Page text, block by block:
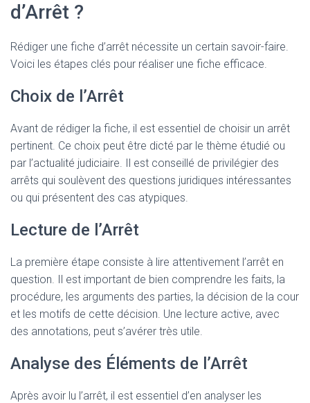
d’Arrêt ?
Rédiger une fiche d’arrêt nécessite un certain savoir-faire.
Voici les étapes clés pour réaliser une fiche efficace.
Choix de l’Arrêt
Avant de rédiger la fiche, il est essentiel de choisir un arrêt
pertinent. Ce choix peut être dicté par le thème étudié ou
par l’actualité judiciaire. Il est conseillé de privilégier des
arrêts qui soulèvent des questions juridiques intéressantes
ou qui présentent des cas atypiques.
Lecture de l’Arrêt
La première étape consiste à lire attentivement l’arrêt en
question. Il est important de bien comprendre les faits, la
procédure, les arguments des parties, la décision de la cour
et les motifs de cette décision. Une lecture active, avec
des annotations, peut s’avérer très utile.
Analyse des Éléments de l’Arrêt
Après avoir lu l’arrêt, il est essentiel d’en analyser les